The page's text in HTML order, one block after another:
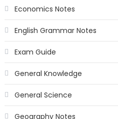
Economics Notes
English Grammar Notes
Exam Guide
General Knowledge
General Science
Geography Notes